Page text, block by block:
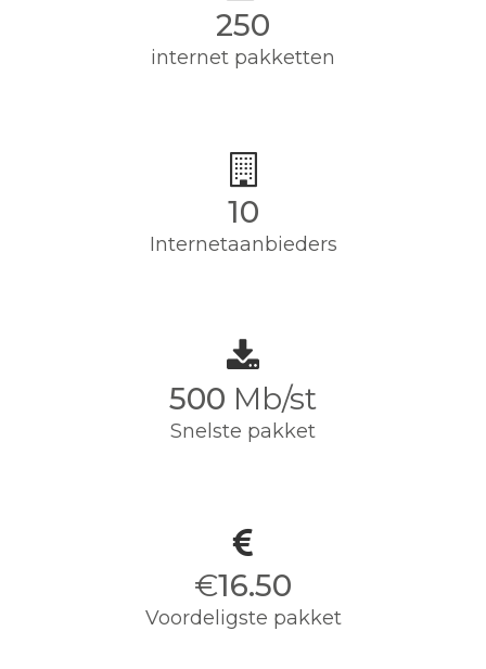
250
internet pakketten
10
Internetaanbieders
500 Mb/st
Snelste pakket
€16.50
Voordeligste pakket